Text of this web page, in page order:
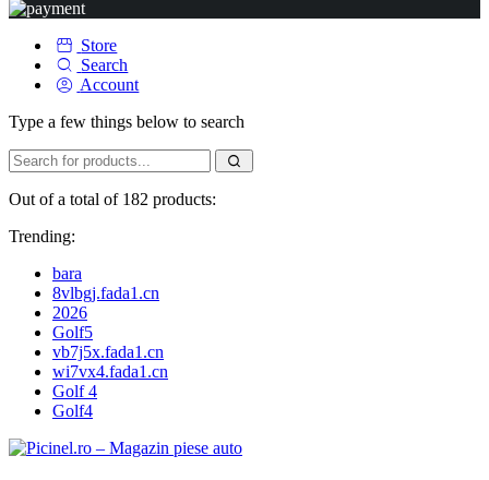
Store
Search
Account
Type a few things below to search
Out of a total of 182 products:
Trending:
bara
8vlbgj.fada1.cn
2026
Golf5
vb7j5x.fada1.cn
wi7vx4.fada1.cn
Golf 4
Golf4